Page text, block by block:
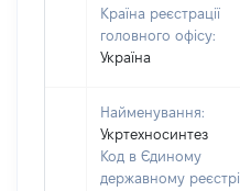
Країна реєстрації
головного офісу:
Україна
Найменування:
Укртехносинтез
Код в Єдиному
державному реєстрі